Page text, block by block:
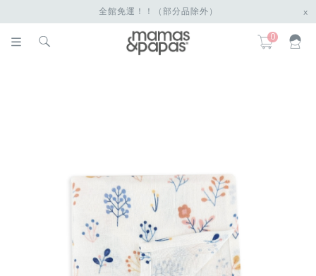
全館免運！！（部分品除外） x
0